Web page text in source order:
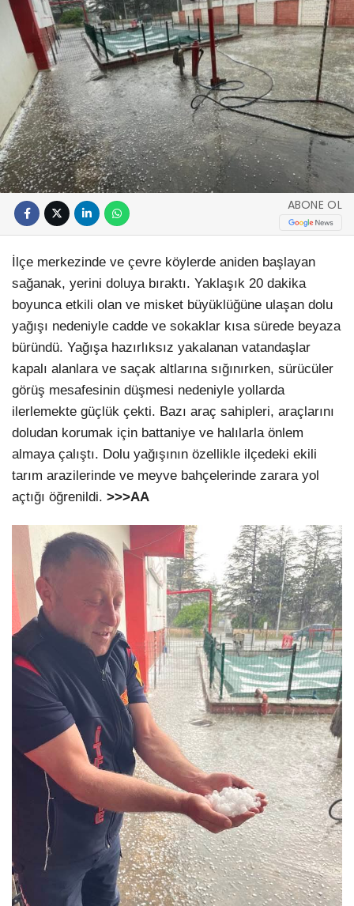
ABONE OL
​İlçe merkezinde ve çevre köylerde aniden başlayan
sağanak, yerini doluya bıraktı. Yaklaşık 20 dakika
boyunca etkili olan ve misket büyüklüğüne ulaşan dolu
yağışı nedeniyle cadde ve sokaklar kısa sürede beyaza
büründü. Yağışa hazırlıksız yakalanan vatandaşlar
kapalı alanlara ve saçak altlarına sığınırken, sürücüler
görüş mesafesinin düşmesi nedeniyle yollarda
ilerlemekte güçlük çekti. Bazı araç sahipleri, araçlarını
doludan korumak için battaniye ve halılarla önlem
almaya çalıştı. Dolu yağışının özellikle ilçedeki ekili
tarım arazilerinde ve meyve bahçelerinde zarara yol
açtığı öğrenildi. >>>AA